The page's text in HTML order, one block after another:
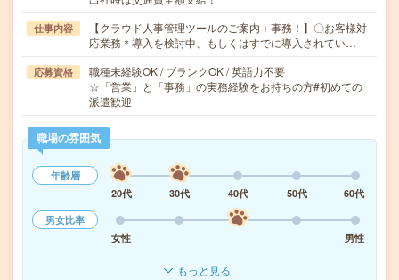
仕事内容
【クラウド人事管理ツールのご案内＋事務！】〇お客様対
応業務＊導入を検討中、もしくはすでに導入されてい…
応募資格
職種未経験OK / ブランクOK / 英語力不要
☆「営業」と「事務」の実務経験をお持ちの方#初めての
派遣歓迎
職場の雰囲気
年齢層
20代
30代 40代 50代
60代
男女比率
女性
男性
もっと見る